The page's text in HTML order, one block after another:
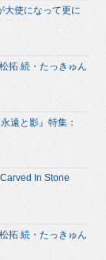
大使になって更に
拓 続・たっきゅん
遠と影』特集：
In Stone
拓 続・たっきゅん